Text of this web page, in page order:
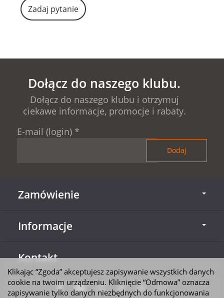
Zadaj pytanie
Dołącz do naszego klubu.
Dołącz do naszego klubu i otrzymuj
ciekawe informacje, promocje i rabaty.
E-mail (login) *
Zamówienie
Informacje
Kontakt
Klikając “Zgoda” akceptujesz zapisywanie wszystkich danych
cookie na twoim urządzeniu. Kliknięcie “Odmowa” oznacza
zapisywanie tylko danych niezbędnych do funkcjonowania